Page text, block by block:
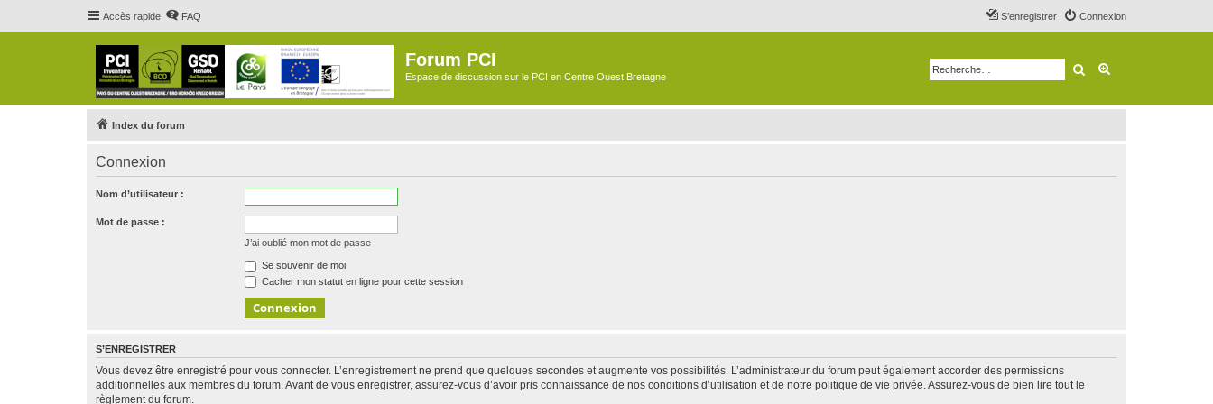
Accès rapide FAQ Connexion
S’enregistrer
Forum PCI
Espace de discussion sur le PCI en Centre Ouest Bretagne Rechercher
Index du forum
Connexion
Nom d’utilisateur :
Mot de passe :
J’ai oublié mon mot de passe
Se souvenir de moi
Cacher mon statut en ligne pour cette session
S’ENREGISTRER
Vous devez être enregistré pour vous connecter. L’enregistrement ne prend que quelques secondes et augmente vos possibilités. L’administrateur du forum peut également accorder des permissions
additionnelles aux membres du forum. Avant de vous enregistrer, assurez-vous d’avoir pris connaissance de nos conditions d’utilisation et de notre politique de vie privée. Assurez-vous de bien lire tout le
règlement du forum.